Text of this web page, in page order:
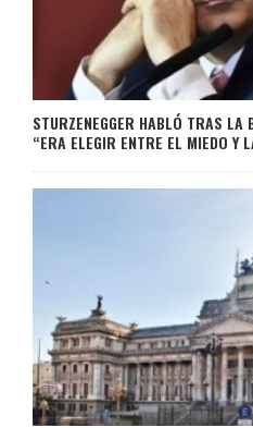
STURZENEGGER HABLÓ TRAS LA
“ERA ELEGIR ENTRE EL MIEDO Y